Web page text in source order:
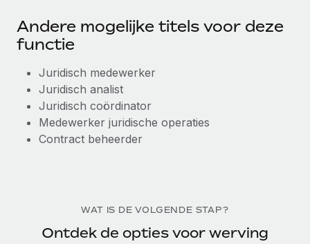
Andere mogelijke titels voor deze
functie
Juridisch medewerker
Juridisch analist
Juridisch coördinator
Medewerker juridische operaties
Contract beheerder
WAT IS DE VOLGENDE STAP?
Ontdek de opties voor werving